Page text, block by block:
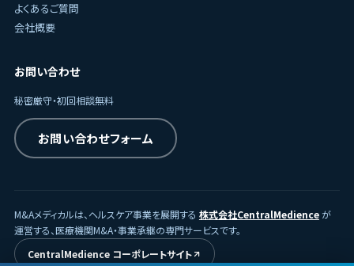
よくあるご質問
会社概要
お問い合わせ
秘密厳守・初回相談無料
お問い合わせフォーム
M&Aメディカルは、ヘルスケア事業を展開する 株式会社CentralMedienceが
運営する、医療機関M&A・事業承継の専門サービスです。
CentralMedience コーポレートサイト